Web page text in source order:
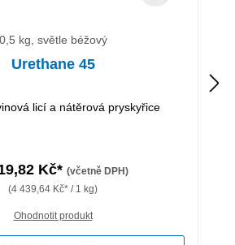
0,5 kg, světle béžový
Urethane 45
licí a nátěrová pryskyřice
Kč* (včetně DPH)
(4 439,64 Kč* / 1 kg)
Ohodnotit produkt